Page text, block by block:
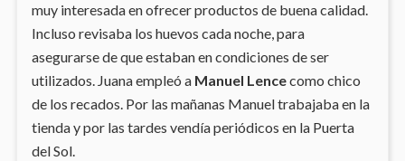
muy interesada en ofrecer productos de buena calidad.
Incluso revisaba los huevos cada noche, para
asegurarse de que estaban en condiciones de ser
utilizados. Juana empleó a Manuel Lencecomo chico
de los recados. Por las mañanas Manuel trabajaba en la
tienda y por las tardes vendía periódicos en la Puerta
del Sol.